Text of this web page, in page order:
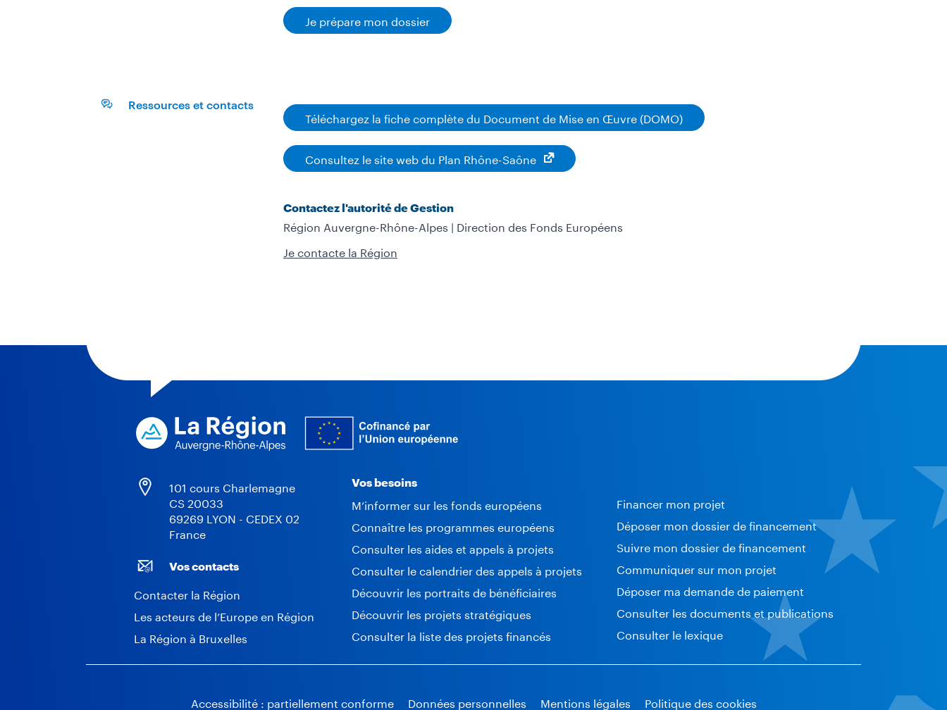
Je prépare mon dossier
Ressources et contacts
Téléchargez la fiche complète du Document de Mise en Œuvre (DOMO)
Consultez le site web du Plan Rhône-Saône
Contactez l'autorité de Gestion
Région Auvergne-Rhône-Alpes | Direction des Fonds Européens
Je contacte la Région
101 cours Charlemagne
CS 20033
69269 LYON - CEDEX 02
France
Vos contacts
Contacter la Région
Les acteurs de l’Europe en Région
La Région à Bruxelles
Vos besoins
M’informer sur les fonds européens
Connaître les programmes européens
Consulter les aides et appels à projets
Consulter le calendrier des appels à projets
Découvrir les portraits de bénéficiaires
Découvrir les projets stratégiques
Consulter la liste des projets financés
Financer mon projet
Déposer mon dossier de financement
Suivre mon dossier de financement
Communiquer sur mon projet
Déposer ma demande de paiement
Consulter les documents et publications
Consulter le lexique
Accessibilité : partiellement conforme Données personnelles Mentions légales Politique des cookies